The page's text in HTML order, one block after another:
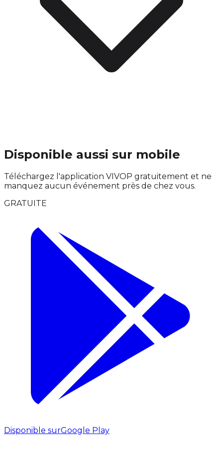
Disponible aussi sur mobile
Téléchargez l'application VIVOP gratuitement et ne
manquez aucun événement près de chez vous.
GRATUITE
Disponible surGoogle Play